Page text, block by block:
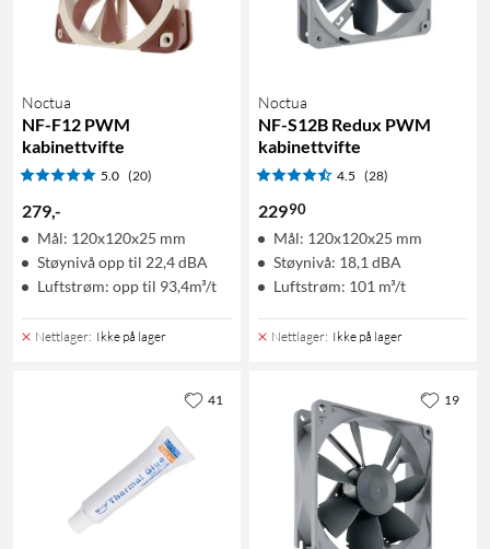
Noctua
NF-F12 PWM
kabinettvifte
5.0 (20)
279,-
Mål: 120x120x25 mm
Støynivå opp til 22,4 dBA
Luftstrøm: opp til 93,4m³/t
Nettlager: Ikke på lager
Noctua
NF-S12B Redux PWM
kabinettvifte
4.5 (28)
22990
Mål: 120x120x25 mm
Støynivå: 18,1 dBA
Luftstrøm: 101 m³/t
Nettlager: Ikke på lager
41 19